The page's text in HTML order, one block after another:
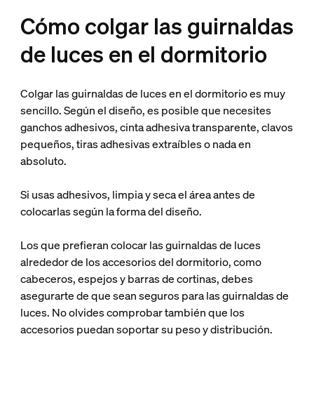
Cómo colgar las guirnaldas
de luces en el dormitorio
Colgar las guirnaldas de luces en el dormitorio es muy
sencillo. Según el diseño, es posible que necesites
ganchos adhesivos, cinta adhesiva transparente, clavos
pequeños, tiras adhesivas extraíbles o nada en
absoluto.
Si usas adhesivos, limpia y seca el área antes de
colocarlas según la forma del diseño.
Los que prefieran colocar las guirnaldas de luces
alrededor de los accesorios del dormitorio, como
cabeceros, espejos y barras de cortinas, debes
asegurarte de que sean seguros para las guirnaldas de
luces. No olvides comprobar también que los
accesorios puedan soportar su peso y distribución.